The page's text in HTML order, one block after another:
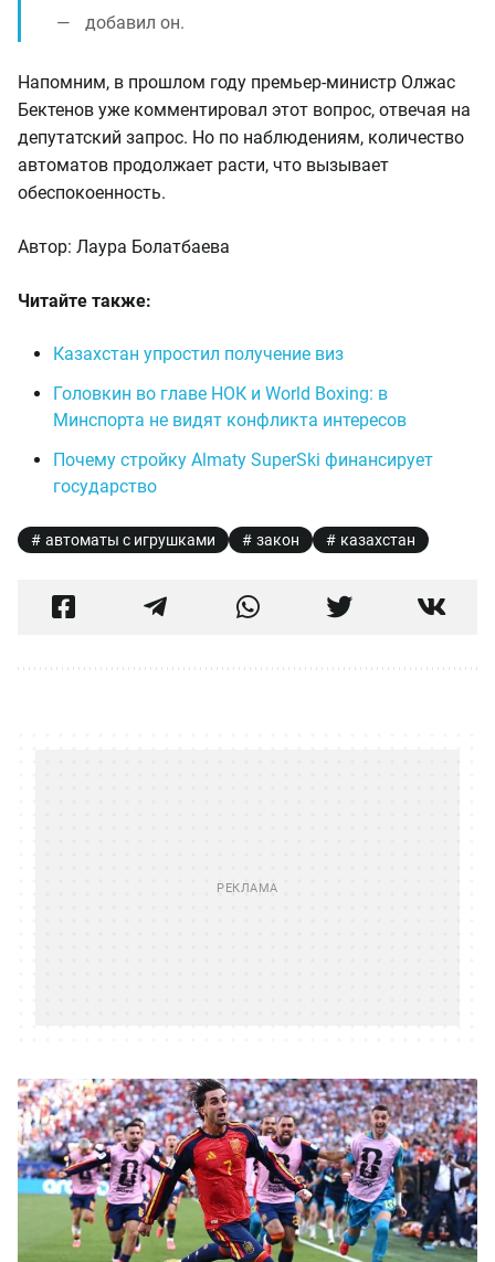
добавил он.
Напомним, в прошлом году премьер-министр Олжас
Бектенов уже комментировал этот вопрос, отвечая на
депутатский запрос. Но по наблюдениям, количество
автоматов продолжает расти, что вызывает
обеспокоенность.
Автор: Лаура Болатбаева
Читайте также:
Казахстан упростил получение виз
Головкин во главе НОК и World Boxing: в
Минспорта не видят конфликта интересов
Почему стройку Almaty SuperSki финансирует
государство
автоматы с игрушками закон казахстан